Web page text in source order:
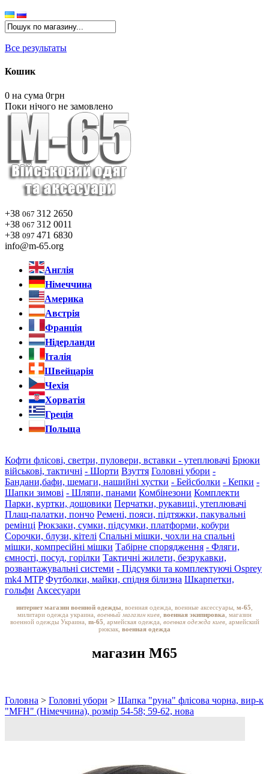
Все результаты
Кошик
0 на сума 0грн
Поки нічого не замовлено
+38 067 312 2650
+38 067 312 0011
+38 097 471 6830
info@m-65.org
Англія
Німеччина
Америка
Австрія
Франція
Нідерланди
Італія
Швейцарія
Чехія
Хорватія
Греція
Польща
Кофти флісові, светри, пуловери, вставки - утеплювачі Брюки
військові, тактичні - Шорти Взуття Головні убори -
Бандани,бафи, шемаги, нашийні хустки - Бейсболки - Кепки -
Шапки зимові - Шляпи, панами Комбінезони Комплекти
Парки, куртки, дощовики Перчатки, рукавиці, утеплювачі
Плащ-палатки, пончо Ремені, пояси, підтяжки, пакувальні
ремінці Рюкзаки, сумки, підсумки, платформи, кобури
Сорочки, блузи, кітелі Спальні мішки, чохли на спальні
мішки, компресійні мішки Табірне спорядження - Фляги,
ємності, посуд, горілки Тактичні жилети, безрукавки,
розвантажувальні системи - Підсумки та комплектуючі Osprey
mk4 MTP Футболки, майки, спідня білизна Шкарпетки,
гольфи Аксесуари
интернет магазин военной одежды , военная одежда, военные аксессуары, м-65
милитари одежда украина, военный магазин киев, военная экипировка , магазин
военной одежды Украина, m-65 , армейская одежда, военная одежда киев, армейский
рюкзак, военная одежда
магазин M65
Головна > Головні убори > Шапка "руна" флісова чорна, вир-к
"MFH" (Німеччина), розмір 54-58; 59-62, нова